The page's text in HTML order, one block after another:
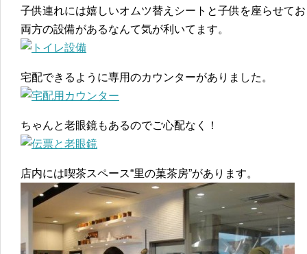
子供連れには嬉しいオムツ替えシートと子供を座らせて
両方の設備があるなんて気が利いてます。
宅配できるように専用のカウンターがありました。
ちゃんと老眼鏡もあるのでご心配なく！
店内には喫茶スペース“里の菓茶房”があります。